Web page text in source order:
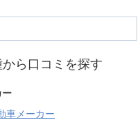
ら口コミを探す
ー
車メーカー